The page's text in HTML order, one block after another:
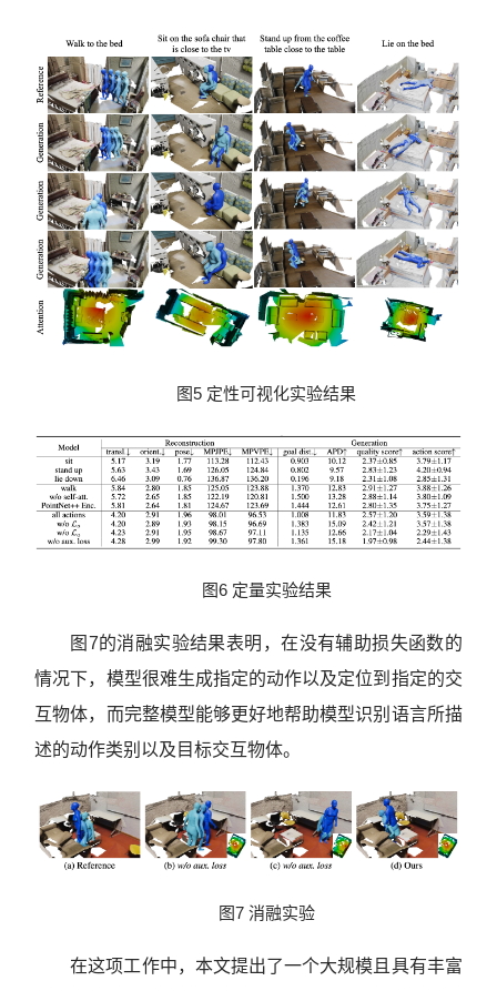
图5 定性可视化实验结果
图6 定量实验结果
图7的消融实验结果表明，在没有辅助损失函数的
情况下，模型很难生成指定的动作以及定位到指定的交
互物体，而完整模型能够更好地帮助模型识别语言所描
述的动作类别以及目标交互物体。
图7 消融实验
在这项工作中，本文提出了一个大规模且具有丰富